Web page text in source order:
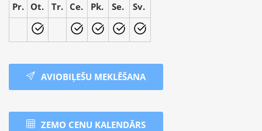
Pr. Ot. Tr. Ce. Pk. Se. Sv.
AVIOBIĻEŠU MEKLĒŠANA
ZEMO CENU KALENDĀRS